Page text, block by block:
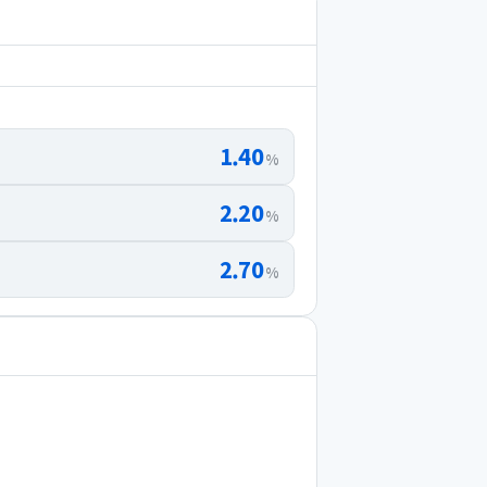
1.40%
2.20%
2.70%